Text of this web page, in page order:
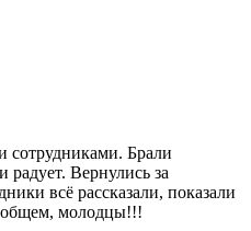
Брали
Вернулись за
всё рассказали, показали
общем, молодцы!!!